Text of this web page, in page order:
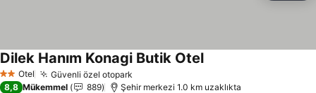
2 Yıldız
Otel Güvenli özel otopark
Dilek Hanım Konagi Butik OtelFiyatları görün
8,8 Mükemmel 889 Şehir merkezi 1.0 km uzaklıkta